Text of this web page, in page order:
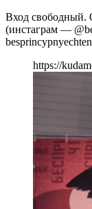
Вход свободный.
(инстаграм —
https://